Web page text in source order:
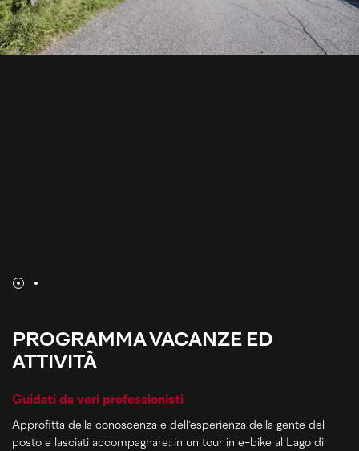
PROGRAMMA VACANZE ED
ATTIVITÀ
Guidati da veri professionisti
Approfitta della conoscenza e dell’esperienza della gente del
posto e lasciati accompagnare: in un tour in e-bike al Lago di